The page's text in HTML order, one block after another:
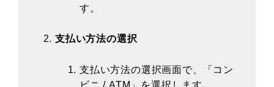
す。
支払い方法の選択
支払い方法の選択画面で、「コン